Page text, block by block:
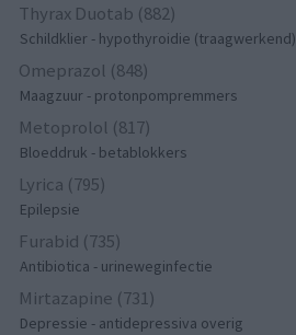
Thyrax Duotab (882)
Schildklier - hypothyroidie (traagwerkend)
Omeprazol (848)
Maagzuur - protonpompremmers
Metoprolol (817)
Bloeddruk - betablokkers
Lyrica (795)
Epilepsie
Furabid (735)
Antibiotica - urineweginfectie
Mirtazapine (731)
Depressie - antidepressiva overig